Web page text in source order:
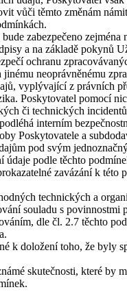
vůči těmto změnám
zabezpečeno zejména
a na základě
ochranu
neoprávněnému
vyplývající z právních
Poskytovatel pomocí
či technických
interním
Poskytovatele a
pod svým
podle těchto
zavázání k
technických a
souladu s
dle čl. 2.7 těchto
k doložení toho, že
skutečnosti, které